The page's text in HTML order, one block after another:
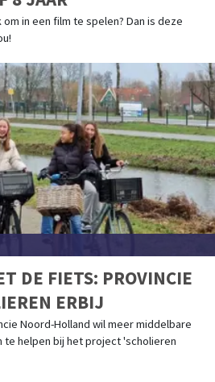
om in een film te spelen? Dan is deze
DE FIETS: PROVINCIE
ERBIJ
Noord-Holland wil meer middelbare
te helpen bij het project 'scholieren